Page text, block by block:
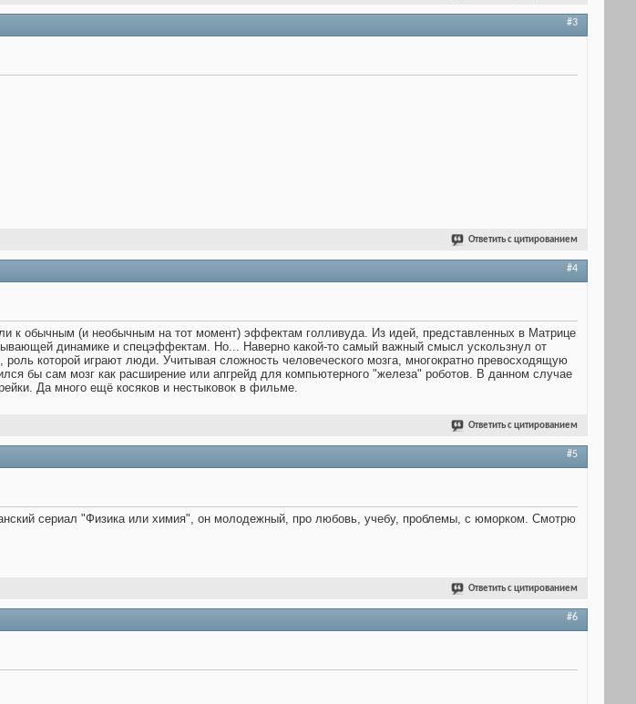
#3
Ответить с цитированием
#4
к обычным (и необычным на тот момент) эффектам голливуда. Из идей, представленных в Матрице
динамике и спецэффектам. Но... Наверно какой-то самый важный смысл ускользнул от
роль которой играют люди. Учитывая сложность человеческого мозга, многократно превосходящую
бы сам мозг как расширение или апгрейд для компьютерного "железа" роботов. В данном случае
Да много ещё косяков и нестыковок в фильме.
Ответить с цитированием
#5
сериал "Физика или химия", он молодежный, про любовь, учебу, проблемы, с юморком. Смотрю
Ответить с цитированием
#6